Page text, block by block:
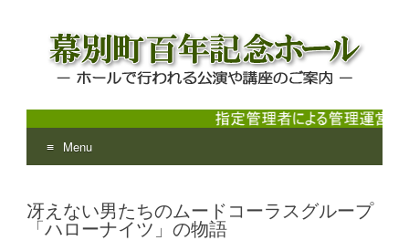
幕別町百年記念ホール
ホールで行われる公演や講座のご案内
Menu
to
content
冴えない男たちのムードコーラスグループ
「ハローナイツ」の物語